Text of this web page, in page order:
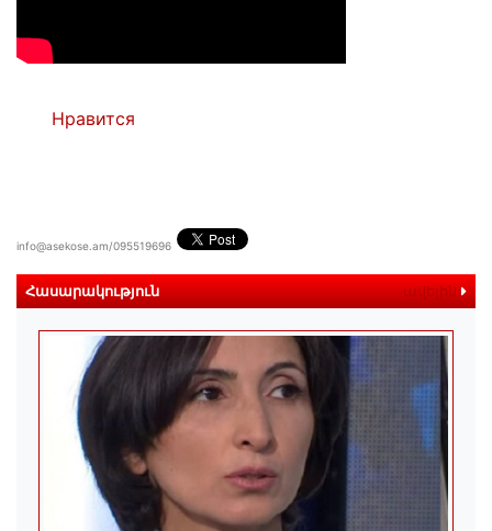
Нравится
info@asekose.am/095519696
Հասարակություն ավելին